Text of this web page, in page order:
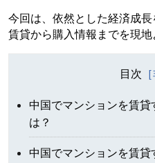
今回は、依然とした経済成
賃貸から購入情報までを現地
目次
中国でマンションを賃
は？
中国でマンションを賃貸